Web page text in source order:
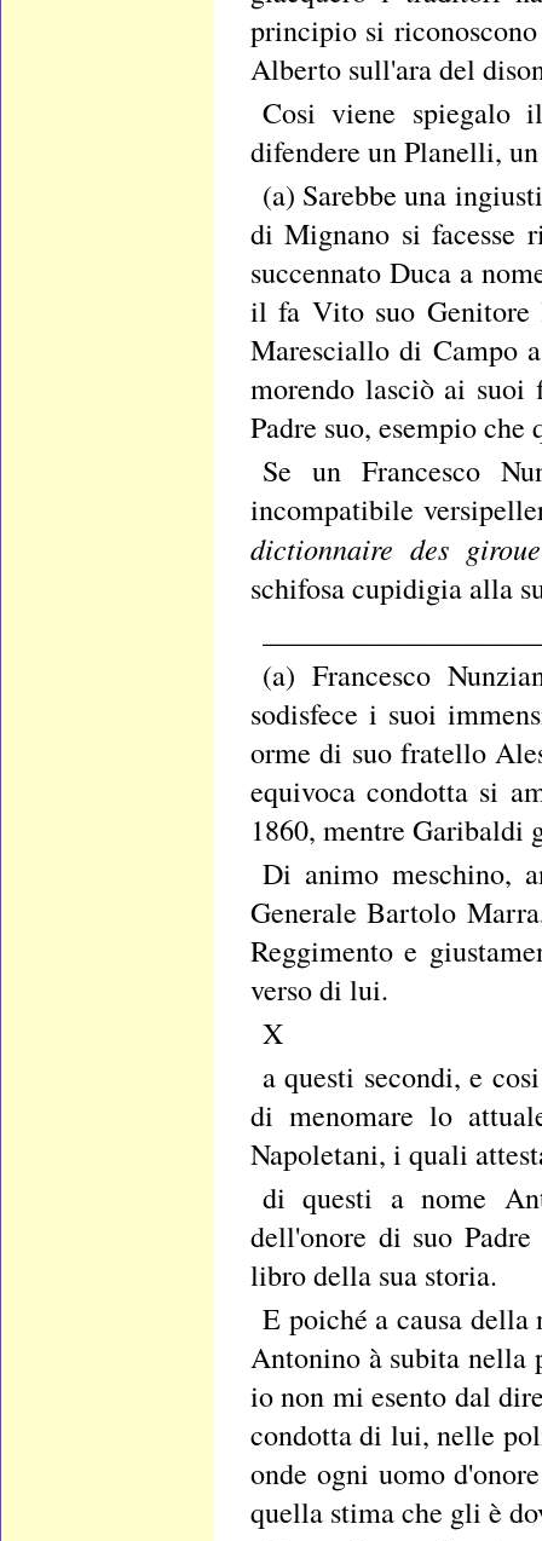
principio si
Alberto sull'ara del
Cosi viene spiegalo
difendere un Planelli,
(a) Sarebbe una
di Mignano si facesse
succennato Duca a
il fa Vito suo Genitore
Maresciallo di Campo
morendo lasciò ai
Padre suo, esempio
Se un Francesco
incompatibile
dictionnaire des
schifosa cupidigia alla
(a) Francesco
sodisfece i suoi
orme di suo fratello
equivoca condotta si
1860, mentre Garibaldi
Di animo meschino,
Generale Bartolo
Reggimento e
verso di lui.
X
a questi secondi, e
di menomare lo
Napoletani, i quali
di questi a nome
dell'onore di suo
libro della sua storia.
E poiché a causa
Antonino à subita nella
io non mi esento dal
condotta di lui, nelle
onde ogni uomo
quella stima che gli è